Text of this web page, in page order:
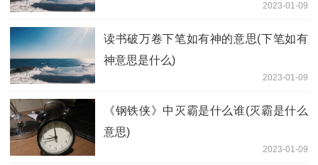
2023-01-09
读书破万卷下笔如有神的意思(下笔如有
神意思是什么)
2023-01-09
《钢铁侠》中灭霸是什么谁(灭霸是什么
意思)
2023-01-09